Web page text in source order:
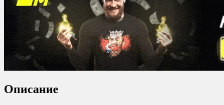
Описание